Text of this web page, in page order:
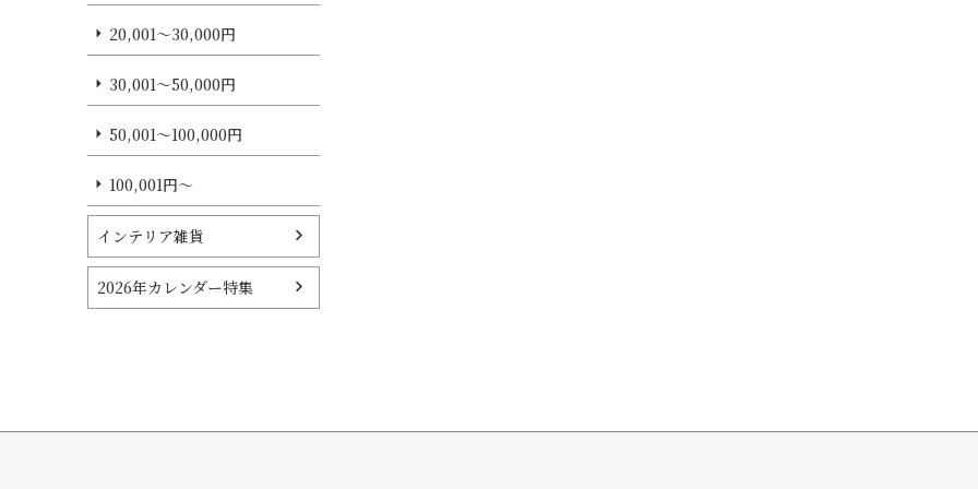
20,001～30,000円
30,001～50,000円
50,001～100,000円
100,001円～
インテリア雑貨
2026年カレンダー特集